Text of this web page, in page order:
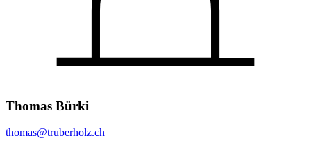
Thomas Bürki
thomas@truberholz.ch